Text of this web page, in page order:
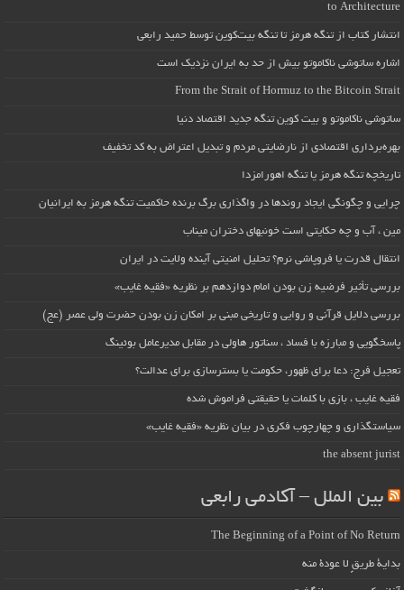
to Architecture
انتشار کتاب از تنگه هرمز تا تنگه بیت‌کوین توسط حمید رابعی
اشاره ساتوشی ناکاموتو بیش از حد به ایران نزدیک است
From the Strait of Hormuz to the Bitcoin Strait
ساتوشی ناکاموتو و بیت کوین تنگه جدید اقتصاد دنیا
بهره‌برداری اقتصادی از نارضایتی مردم و تبدیل اعتراض به کد تخفیف
تاریخچه تنگه هرمز یا تنگه اهورامزدا
چرایی و چگونگی ایجاد روندها در واگذاری برگ برنده حاکمیت تنگه هرمز به ایرانیان
مین ، آب و چه حکایتی است خونبهای دختران میناب
انتقال قدرت یا فروپاشی نرم؟ تحلیل امنیتی آینده ولایت در ایران
بررسی تأثیر فرضیه زن بودن امام دوازدهم بر نظریه «فقیه غایب»
بررسی دلایل قرآنی و روایی و تاریخی مبنی بر امکان زن بودن حضرت ولی عصر (عج)
پاسخگویی و مبارزه با فساد ، سناتور هاولی در مقابل مدیرعامل بوئینگ
تعجیل فرج: دعا برای ظهور، حکومت یا بسترسازی برای عدالت؟
فقیه غایب ، بازی با کلمات یا حقیقتی فراموش شده
سیاستگذاری و چهارچوب فکری در بیان نظریه «فقیه غایب»
the absent jurist
بین الملل – آکادمی رابعی
The Beginning of a Point of No Return
بداية طريقٍ لا عودة منه